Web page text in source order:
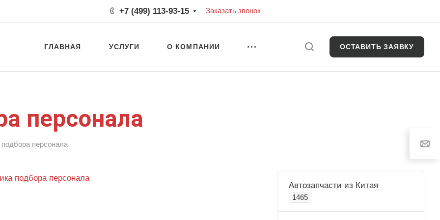
+7 (499) 113-93-15 Заказать звонок
ГЛАВНАЯ УСЛУГИ О КОМПАНИИ ОСТАВИТЬ ЗАЯВКУ
персонала
персонала
Автозапчасти из Китая
1465